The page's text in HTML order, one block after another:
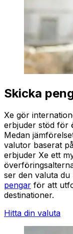
Skicka
Xe gör
erbjuder stöd för
Medan
valutor baserat
erbjuder Xe ett
ser den valuta
pengar för att
destinationer.
Hitta din valuta